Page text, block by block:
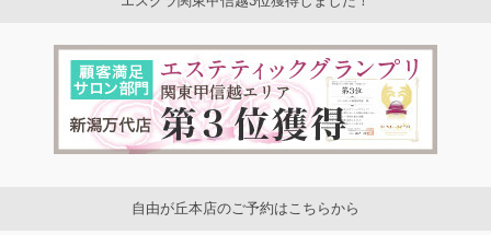
自由が丘本店のご予約はこちらから